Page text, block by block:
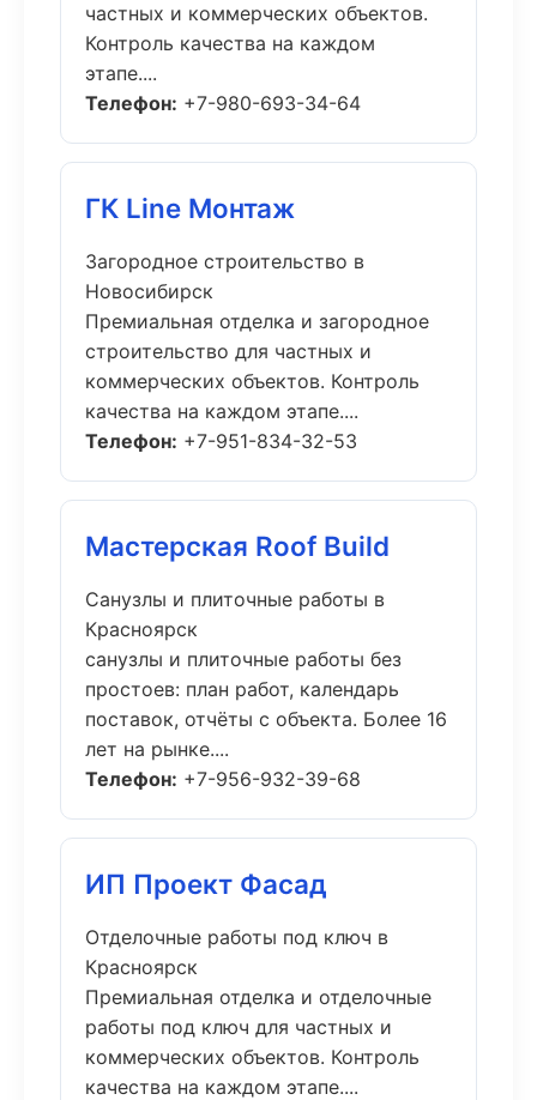
частных и коммерческих объектов.
Контроль качества на каждом
этапе....
Телефон: +7-980-693-34-64
ГК Line Монтаж
Загородное строительство в
Новосибирск
Премиальная отделка и загородное
строительство для частных и
коммерческих объектов. Контроль
качества на каждом этапе....
Телефон: +7-951-834-32-53
Мастерская Roof Build
Санузлы и плиточные работы в
Красноярск
санузлы и плиточные работы без
простоев: план работ, календарь
поставок, отчёты с объекта. Более 16
лет на рынке....
Телефон: +7-956-932-39-68
ИП Проект Фасад
Отделочные работы под ключ в
Красноярск
Премиальная отделка и отделочные
работы под ключ для частных и
коммерческих объектов. Контроль
качества на каждом этапе....